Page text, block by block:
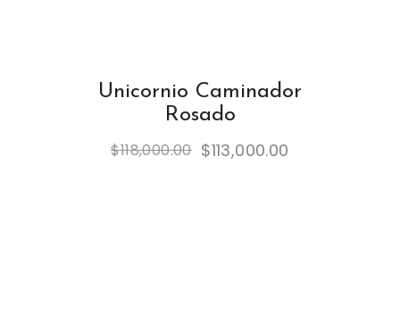
Unicornio Caminador
Rosado
$118,000.00 $113,000.00